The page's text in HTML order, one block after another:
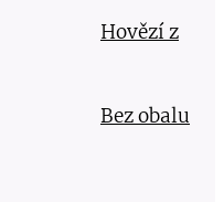
Hovězí z
Bez obalu